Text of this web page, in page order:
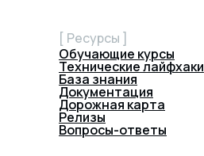
[ Ресурсы ]
Обучающие курсы
Технические лайфхаки
База знания
Документация
Дорожная карта
Релизы
Вопросы-ответы